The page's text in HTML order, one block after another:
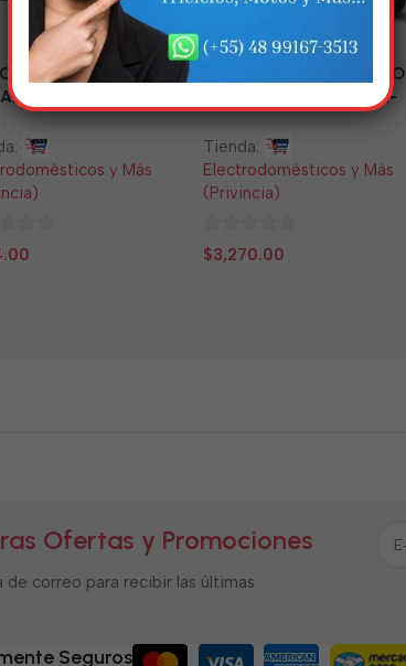
43” 1080P Full HD
Smart TV)
y Más
Triciclo Eléctrico (MODELO
ZJ150-R) 60V/45~52AH-
1200W
Tienda:
Electrodomésticos y Más
(Privincia)
0
$3,270.00
Ofertas y Promociones
de correo para recibir las últimas
Seguros